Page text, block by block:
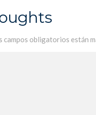
campos obligatorios están